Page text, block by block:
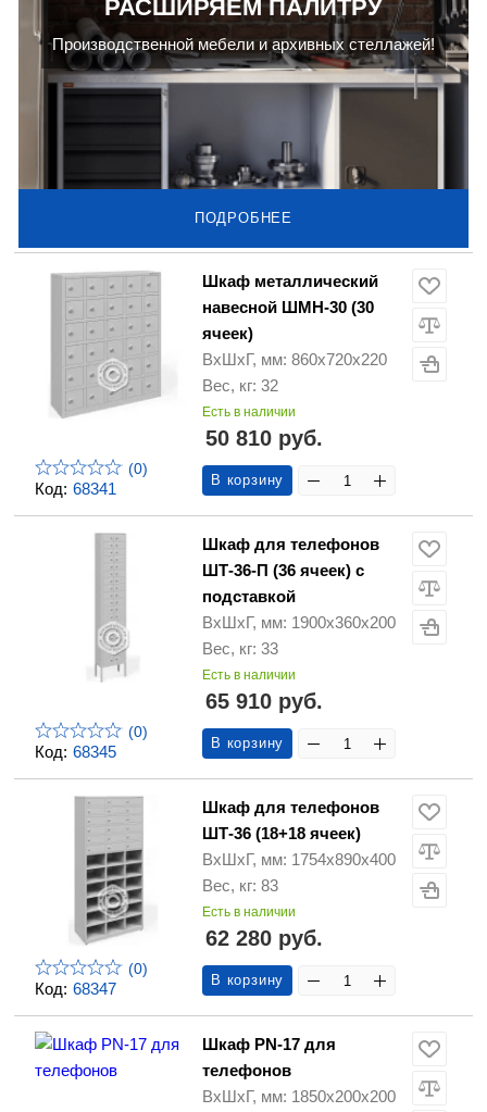
РАСШИРЯЕМ ПАЛИТРУ
Производственной мебели и архивных стеллажей!
ПОДРОБНЕЕ
Код: 68341
(0)
Шкаф металлический
навесной ШМН-30 (30
ячеек)
ВхШхГ, мм: 860х720х220
Вес, кг: 32
Есть в наличии
50 810 руб.
В корзину
Код: 68345
(0)
Шкаф для телефонов
ШТ-36-П (36 ячеек) с
подставкой
ВхШхГ, мм: 1900х360х200
Вес, кг: 33
Есть в наличии
65 910 руб.
В корзину
Код: 68347
(0)
Шкаф для телефонов
ШТ-36 (18+18 ячеек)
ВхШхГ, мм: 1754х890х400
Вес, кг: 83
Есть в наличии
62 280 руб.
В корзину
Шкаф PN-17 для
телефонов
ВхШхГ, мм: 1850х200х200